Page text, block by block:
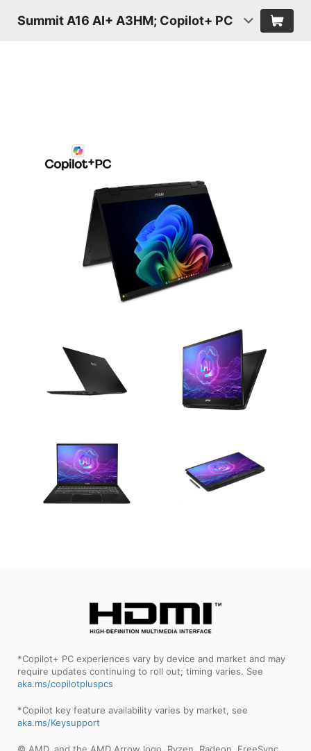
Summit A16 AI+ A3HM; Copilot+ PC
*Copilot+ PC experiences vary by device and market and may
require updates continuing to roll out; timing varies. See
aka.ms/copilotpluspcs
*Copilot key feature availability varies by market, see
aka.ms/Keysupport